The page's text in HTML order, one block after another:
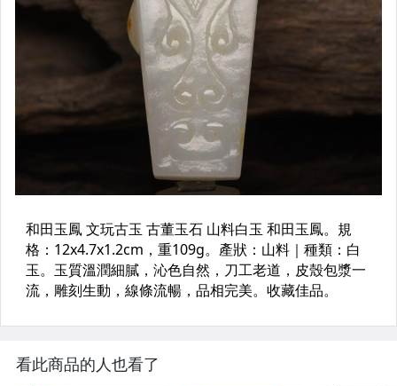
看此商品的人也看了